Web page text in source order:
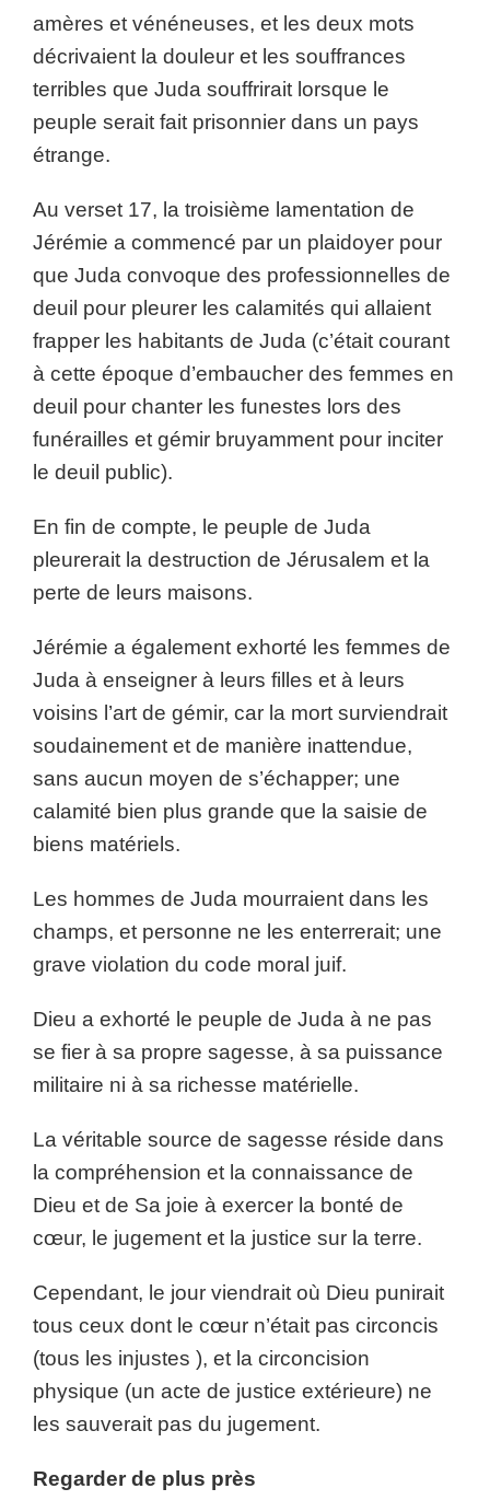
amères et vénéneuses, et les deux mots
décrivaient la douleur et les souffrances
terribles que Juda souffrirait lorsque le
peuple serait fait prisonnier dans un pays
étrange.
Au verset 17, la troisième lamentation de
Jérémie a commencé par un plaidoyer pour
que Juda convoque des professionnelles de
deuil pour pleurer les calamités qui allaient
frapper les habitants de Juda (c’était courant
à cette époque d’embaucher des femmes en
deuil pour chanter les funestes lors des
funérailles et gémir bruyamment pour inciter
le deuil public).
En fin de compte, le peuple de Juda
pleurerait la destruction de Jérusalem et la
perte de leurs maisons.
Jérémie a également exhorté les femmes de
Juda à enseigner à leurs filles et à leurs
voisins l’art de gémir, car la mort surviendrait
soudainement et de manière inattendue,
sans aucun moyen de s’échapper; une
calamité bien plus grande que la saisie de
biens matériels.
Les hommes de Juda mourraient dans les
champs, et personne ne les enterrerait; une
grave violation du code moral juif.
Dieu a exhorté le peuple de Juda à ne pas
se fier à sa propre sagesse, à sa puissance
militaire ni à sa richesse matérielle.
La véritable source de sagesse réside dans
la compréhension et la connaissance de
Dieu et de Sa joie à exercer la bonté de
cœur, le jugement et la justice sur la terre.
Cependant, le jour viendrait où Dieu punirait
tous ceux dont le cœur n’était pas circoncis
(tous les injustes ), et la circoncision
physique (un acte de justice extérieure) ne
les sauverait pas du jugement.
Regarder de plus près